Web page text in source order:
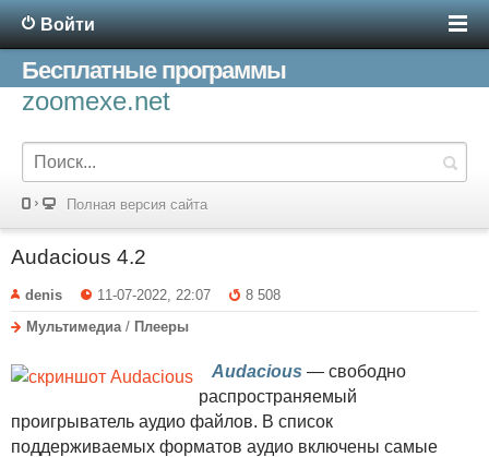
Войти
Бесплатные программы
zoomexe.net
Полная версия сайта
Audacious 4.2
denis 11-07-2022, 22:07
8 508
Мультимедиа / Плееры
Audacious — свободно
распространяемый
проигрыватель аудио файлов. В список
поддерживаемых форматов аудио включены самые